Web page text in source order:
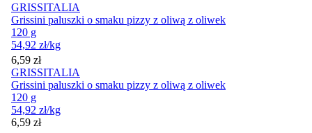
GRISSITALIA
Grissini paluszki o smaku pizzy z oliwą z oliwek
120 g
54,92 zł/kg
Cena
6,59 zł
GRISSITALIA
Grissini paluszki o smaku pizzy z oliwą z oliwek
120 g
54,92 zł/kg
Cena
6,59 zł